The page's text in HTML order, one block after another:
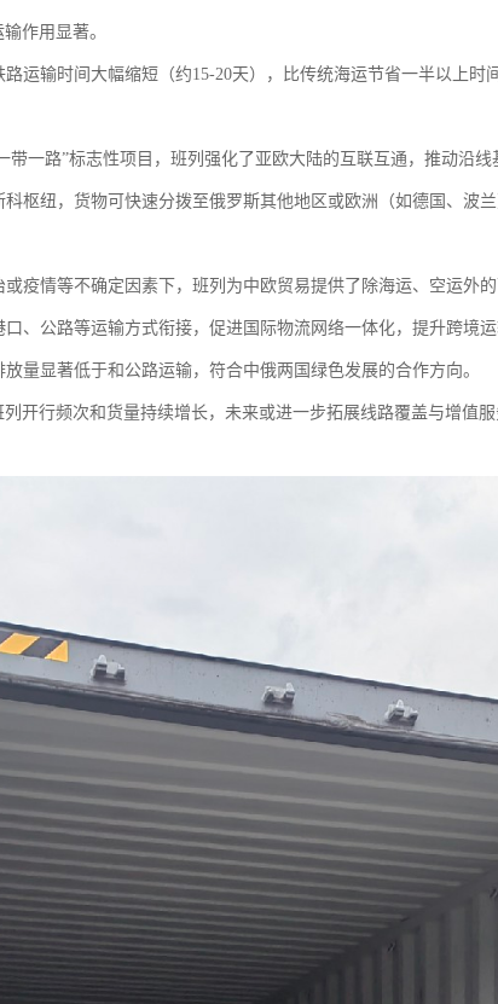
作用显著。
运输时间大幅缩短（约15-20天），比传统海运节省一半以上时
带一路”标志性项目，班列强化了亚欧大陆的互联互通，推动沿线
枢纽，货物可快速分拨至俄罗斯其他地区或欧洲（如德国、波
疫情等不确定因素下，班列为中欧贸易提供了除海运、空运外
、公路等运输方式衔接，促进国际物流网络一体化，提升跨境运
量显著低于和公路运输，符合中俄两国绿色发展的合作方向。
开行频次和货量持续增长，未来或进一步拓展线路覆盖与增值